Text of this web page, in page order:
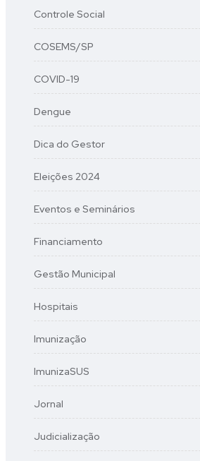
Controle Social
COSEMS/SP
COVID-19
Dengue
Dica do Gestor
Eleições 2024
Eventos e Seminários
Financiamento
Gestão Municipal
Hospitais
Imunização
ImunizaSUS
Jornal
Judicialização